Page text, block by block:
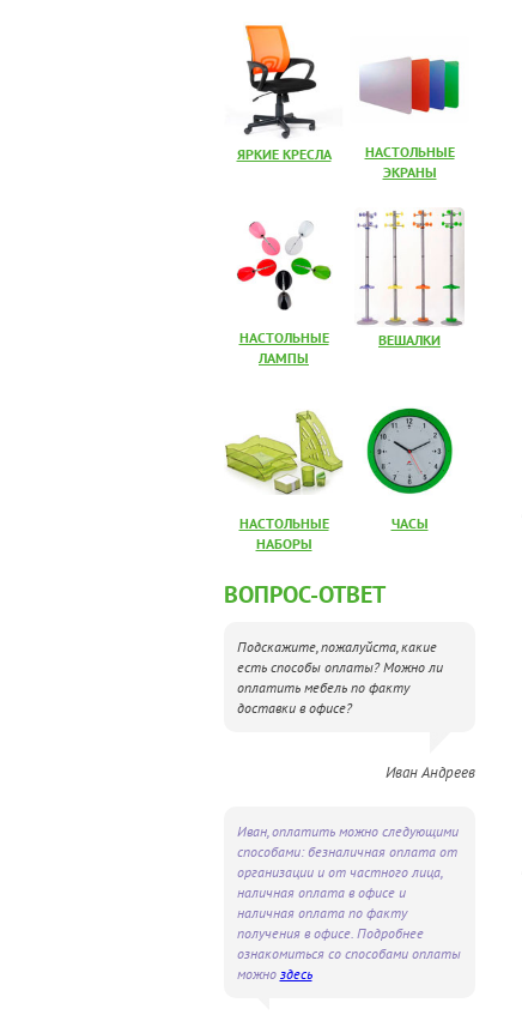
ЯРКИЕ КРЕСЛА
НАСТОЛЬНЫЕ
ЭКРАНЫ
НАСТОЛЬНЫЕ
ЛАМПЫ
ВЕШАЛКИ
НАСТОЛЬНЫЕ
НАБОРЫ
ЧАСЫ
ВОПРОС-ОТВЕТ
Подскажите, пожалуйста, какие
есть способы оплаты? Можно ли
оплатить мебель по факту
доставки в офисе?
Иван Андреев
Иван, оплатить можно следующими
способами: безналичная оплата от
организации и от частного лица,
наличная оплата в офисе и
наличная оплата по факту
получения в офисе. Подробнее
ознакомиться со способами оплаты
можно здесь